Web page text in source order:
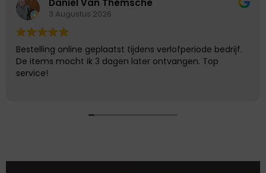
Daniel Van Themsche
3 Augustus 2026
Bestelling online geplaatst tijdens verlofperiode bedrijf.
De items mocht ik 3 dagen later ontvangen. Top
service!